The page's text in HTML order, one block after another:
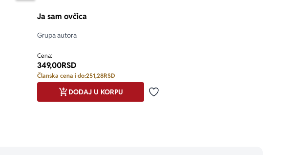
Ja sam ovčica
Grupa autora
Cena:
349,00RSD
Članska cena i do:251,28RSD
Dodaj u omiljene
DODAJ U KORPU